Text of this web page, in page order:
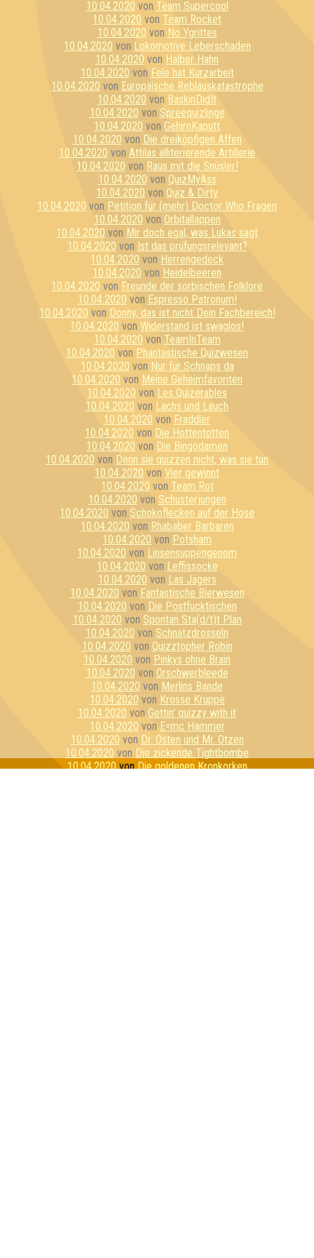
10.04.2020 von Team Supercool
10.04.2020 von Team Rocket
10.04.2020 von No Ygrittes
10.04.2020 von Lokomotive Leberschaden
10.04.2020 von Halber Hahn
10.04.2020 von Fele hat Kurzarbeit
10.04.2020 von Europäische Reblauskatastrophe
10.04.2020 von BaskinDidIt
10.04.2020 von Spreequizlinge
10.04.2020 von GehirnKaputt
10.04.2020 von Die dreiköpfigen Affen
10.04.2020 von Attilas alliterierende Artillerie
10.04.2020 von Raus mit die Snüsler!
10.04.2020 von QuizMyAss
10.04.2020 von Quiz & Dirty
10.04.2020 von Petition für (mehr) Doctor Who Fragen
10.04.2020 von Orbitallappen
10.04.2020 von Mir doch egal, was Lukas sagt
10.04.2020 von Ist das prüfungsrelevant?
10.04.2020 von Herrengedeck
10.04.2020 von Heidelbeeren
10.04.2020 von Freunde der sorbischen Folklore
10.04.2020 von Espresso Patronum!
10.04.2020 von Donny, das ist nicht Dein Fachbereich!
10.04.2020 von Widerstand ist swaglos!
10.04.2020 von TeamInTeam
10.04.2020 von Phantastische Quizwesen
10.04.2020 von Nur für Schnaps da
10.04.2020 von Meine Geheimfavoriten
10.04.2020 von Les Quizerables
10.04.2020 von Lachs und Lauch
10.04.2020 von Fraddler
10.04.2020 von Die Hottentotten
10.04.2020 von Die Bingodamen
10.04.2020 von Denn sie quizzen nicht, was sie tun
10.04.2020 von Vier gewinnt
10.04.2020 von Team Rot
10.04.2020 von Schusterjungen
10.04.2020 von Schokoflecken auf der Hose
10.04.2020 von Rhababer Barbaren
10.04.2020 von Potsham
10.04.2020 von Linsensuppengenom
10.04.2020 von Leffissocke
10.04.2020 von Las Jägers
10.04.2020 von Fantastische Bierwesen
10.04.2020 von Die Postfucktischen
10.04.2020 von Spontan Sta(d/t)t Plan
10.04.2020 von Schnatzdrosseln
10.04.2020 von Quizztopher Robin
10.04.2020 von Pinkys ohne Brain
10.04.2020 von Orschwerbleede
10.04.2020 von Merlins Bande
10.04.2020 von Krosse Kruppe
10.04.2020 von Gettin' quizzy with it
10.04.2020 von E=mc Hammer
10.04.2020 von Dr. Osten und Mr. Otzen
10.04.2020 von Die zickende Tightbombe
10.04.2020vonDie goldenen Kronkorken